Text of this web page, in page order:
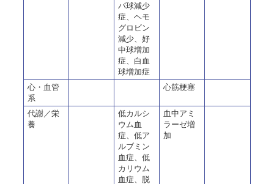
パ球減少
症、ヘモ
グロビン
減少、好
中球増加
症、白血
球増加症
心・血管
系
心筋梗塞
代謝／栄
養
低カルシ
ウム血
症、低ア
ルブミン
血症、低
カリウム
血症、脱
血中アミ
ラーゼ増
加